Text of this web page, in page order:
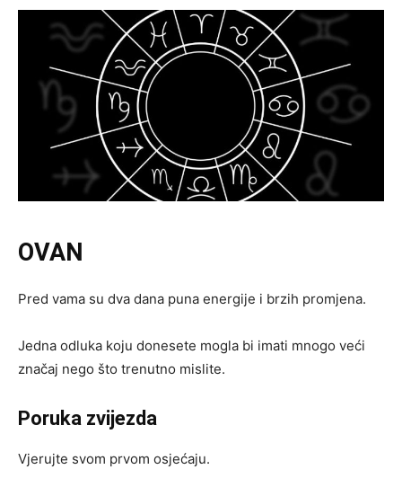
OVAN
Pred vama su dva dana puna energije i brzih promjena.
Jedna odluka koju donesete mogla bi imati mnogo veći
značaj nego što trenutno mislite.
Poruka zvijezda
Vjerujte svom prvom osjećaju.